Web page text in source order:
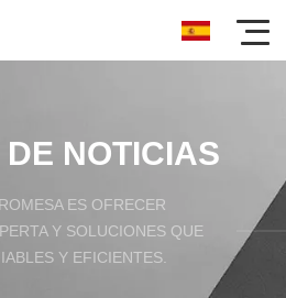
NOTICIAS
ES OFRECER
Y SOLUCIONES QUE
Y EFICIENTES.